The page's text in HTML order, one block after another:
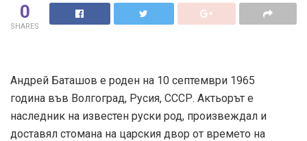
0
SHARES
Андрей Баташов е роден на 10 септември 1965
година във Волгоград, Русия, СССР. Актьорът е
наследник на известен руски род, произвеждал и
доставял стомана на царския двор от времето на